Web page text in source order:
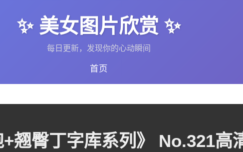
✨ 美女图片欣赏 ✨
每日更新，发现你的心动瞬间
首页
翘臀丁字库系列》 No.321高